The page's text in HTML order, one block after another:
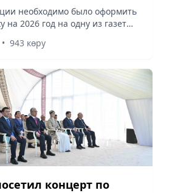
необходимо было оформить
на 2026 год на одну из газет
• 943 көру
концерт по